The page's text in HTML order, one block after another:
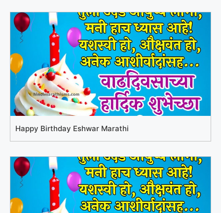
Happy Birthday Eshwar Marathi